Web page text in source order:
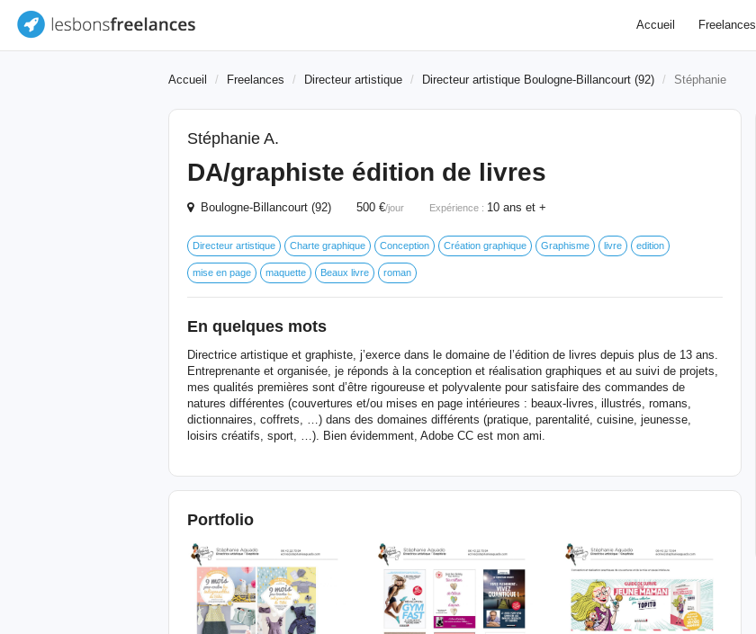
Accueil Freelances
Accueil Freelances Directeur artistique Directeur artistique Boulogne-Billancourt (92) Stéphanie
Stéphanie A.
DA/graphiste édition de livres
Boulogne-Billancourt (92) 500 €/jour Expérience : 10 ans et +
Directeur artistique Charte graphique Conception Création graphique Graphisme livre edition
mise en page maquette Beaux livre roman
En quelques mots
Directrice artistique et graphiste, j’exerce dans le domaine de l’édition de livres depuis plus de 13 ans.
Entreprenante et organisée, je réponds à la conception et réalisation graphiques et au suivi de projets,
mes qualités premières sont d’être rigoureuse et polyvalente pour satisfaire des commandes de
natures différentes (couvertures et/ou mises en page intérieures : beaux-livres, illustrés, romans,
dictionnaires, coffrets, …) dans des domaines différents (pratique, parentalité, cuisine, jeunesse,
loisirs créatifs, sport, …). Bien évidemment, Adobe CC est mon ami.
Portfolio